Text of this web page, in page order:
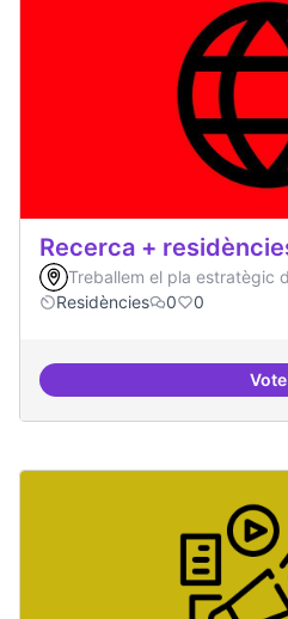
Recerca +
Treballem el pla estratègic
Residències
0 0
Vote